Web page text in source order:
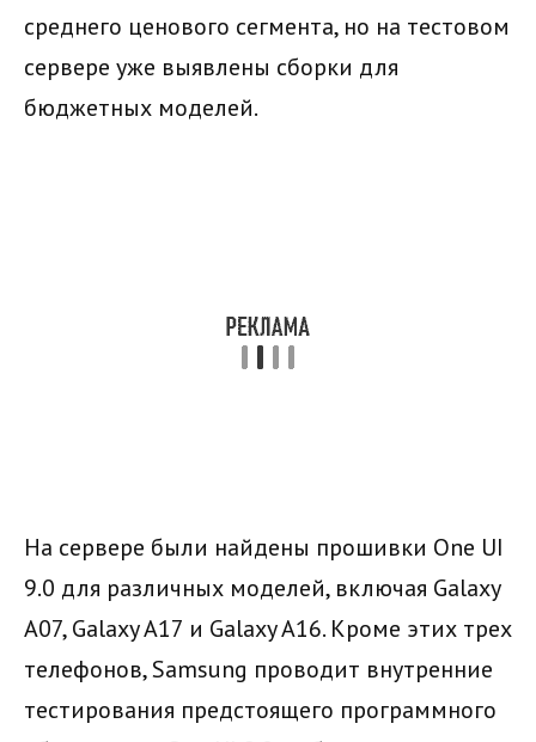
среднего ценового сегмента, но на тестовом
сервере уже выявлены сборки для
бюджетных моделей.
На сервере были найдены прошивки One UI
9.0 для различных моделей, включая Galaxy
A07, Galaxy A17 и Galaxy A16. Кроме этих трех
телефонов, Samsung проводит внутренние
тестирования предстоящего программного